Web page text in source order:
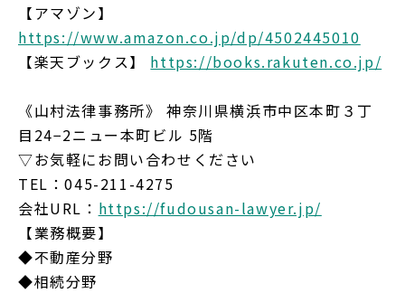
【アマゾン】
https://www.amazon.co.jp/dp/4502445010
【楽天ブックス】 https://books.rakuten.co.jp/
《山村法律事務所》 神奈川県横浜市中区本町３丁
目24−2ニュー本町ビル 5階
▽お気軽にお問い合わせください
TEL：045-211-4275
会社URL： https://fudousan-lawyer.jp/
【業務概要】
◆不動産分野
◆相続分野